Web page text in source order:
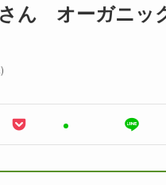
ん オーガニッ